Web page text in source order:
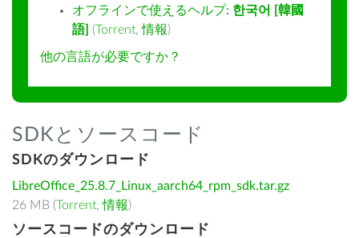
オフラインで使えるヘルプ: 한국어 [韓國
語] (Torrent,情報)
他の言語が必要ですか？
SDKとソースコード
SDKのダウンロード
LibreOffice_25.8.7_Linux_aarch64_rpm_sdk.tar.gz
26 MB (Torrent,情報)
ソースコードのダウンロード